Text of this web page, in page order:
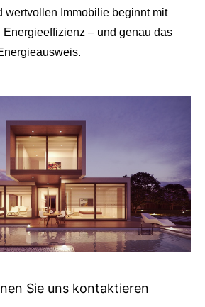
wertvollen Immobilie beginnt mit
Energieeffizienz – und genau das
Sie uns kontaktieren